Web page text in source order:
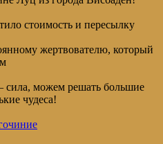
стоимость и пересылку
жертвователю, который
можем решать большие
чудеса!